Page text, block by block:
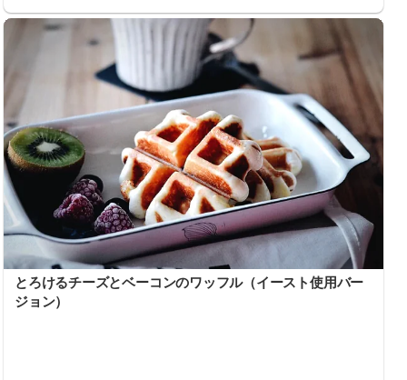
とろけるチーズとベーコンのワッフル（イースト使用バー
ジョン）